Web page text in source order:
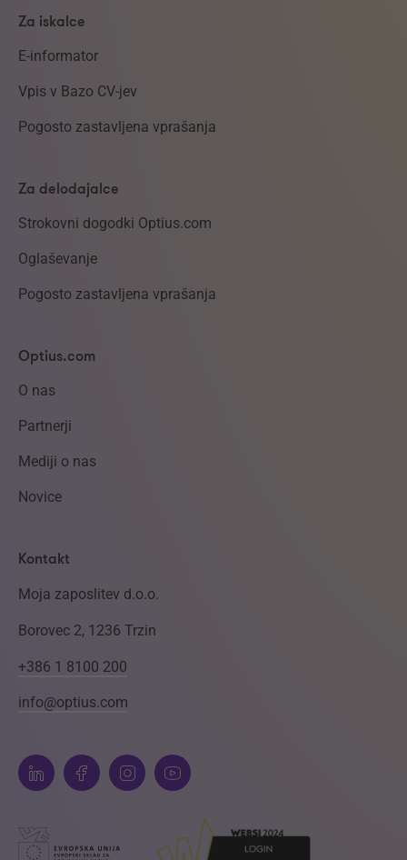
Za iskalce
E-informator
Vpis v Bazo CV-jev
Pogosto zastavljena vprašanja
Za delodajalce
Strokovni dogodki Optius.com
Oglaševanje
Pogosto zastavljena vprašanja
Optius.com
O nas
Partnerji
Mediji o nas
Novice
Kontakt
Moja zaposlitev d.o.o.
Borovec 2, 1236 Trzin
+386 1 8100 200
info@optius.com